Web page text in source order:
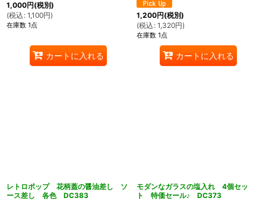
1,000円(税別)
(税込 : 1,100円)
在庫数 1点
カートに入れる
1,200円(税別)
(税込 : 1,320円)
在庫数 1点
カートに入れる
レトロポップ 花柄蓋の醤油差し ソ
ース差し 各色 DC383
モダンなガラスの塩入れ 4個セッ
ト 特価セール♪ DC373